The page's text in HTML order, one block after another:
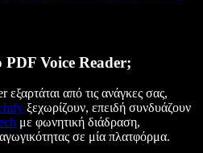
PDF Voice Reader;
από τις ανάγκες σας,
ξεχωρίζουν, επειδή συνδυάζουν
με φωνητική διάδραση,
σε μία πλατφόρμα.